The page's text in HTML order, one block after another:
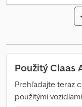
pneumatiky:650/
kabína,
pohon všetkých
Prvá registrácia: 2022,
(EHR), Odpružená
kabíny, Výkonnostný
Rádio, GPS systém
nastaviteľné ťažné
Použitý Claas
Prehľadajte teraz
použitými